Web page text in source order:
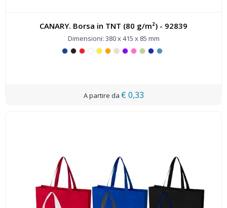
CANARY. Borsa in TNT (80 g/m²) - 92839
Dimensioni: 380 x 415 x 85 mm
€ 0,33